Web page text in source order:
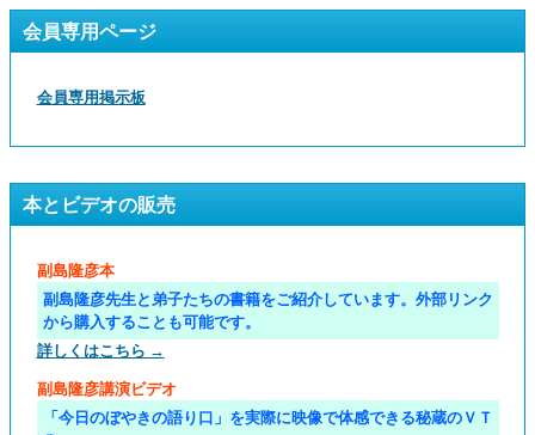
会員専用ページ
会員専用掲示板
本とビデオの販売
副島隆彦本
副島隆彦先生と弟子たちの書籍をご紹介しています。外部リンク
から購入することも可能です。
詳しくはこちら →
副島隆彦講演ビデオ
「今日のぼやきの語り口」を実際に映像で体感できる秘蔵のＶＴ